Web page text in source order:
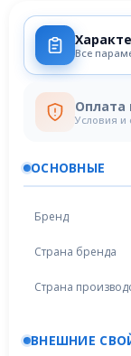
Все
Оплата
Условия и
ОСНОВНЫЕ
Бренд
Страна бренда
Страна
ВНЕШНИЕ